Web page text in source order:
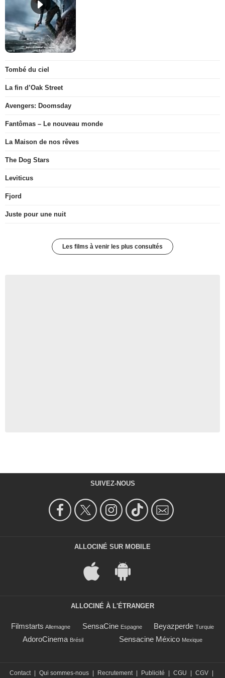
Tombé du ciel
La fin d’Oak Street
Avengers: Doomsday
Fantômas – Le nouveau monde
La Maison de nos rêves
The Dog Stars
Leviticus
Fjord
Juste pour une nuit
Les films à venir les plus consultés
SUIVEZ-NOUS
ALLOCINÉ SUR MOBILE
ALLOCINÉ À L'ÉTRANGER
Filmstarts Allemagne SensaCine Espagne Beyazperde Turquie
AdoroCinema Brésil Sensacine México Mexique
Contact | Qui sommes-nous | Recrutement | Publicité | CGU | CGV |